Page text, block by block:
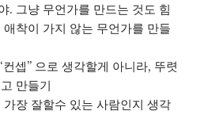
. 그냥 무언가를 만드는 것도 힘
착이 가지 않는 무언가를 만들
셉” 으로 생각할게 아니라, 뚜렷
만들기
장 잘할수 있는 사람인지 생각